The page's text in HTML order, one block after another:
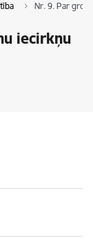
Nr. 9. Par
iecirkņu